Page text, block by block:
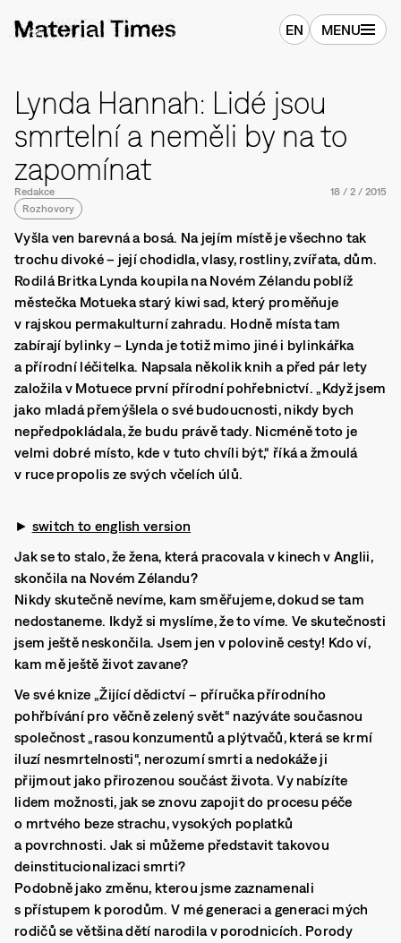
EN MENU
Lynda Hannah: Lidé jsou
smrtelní a neměli by na to
zapomínat
Redakce 18 / 2 / 2015
Rozhovory
Vyšla ven barevná a bosá. Na jejím místě je všechno tak
trochu divoké – její chodidla, vlasy, rostliny, zvířata, dům.
Rodilá Britka Lynda koupila na Novém Zélandu poblíž
městečka Motueka starý kiwi sad, který proměňuje
v rajskou permakulturní zahradu. Hodně místa tam
zabírají bylinky – Lynda je totiž mimo jiné i bylinkářka
a přírodní léčitelka. Napsala několik knih a před pár lety
založila v Motuece první přírodní pohřebnictví. „Když jsem
jako mladá přemýšlela o své budoucnosti, nikdy bych
nepředpokládala, že budu právě tady. Nicméně toto je
velmi dobré místo, kde v tuto chvíli být,“ říká a žmoulá
v ruce propolis ze svých včelích úlů.
► switch to english version
Jak se to stalo, že žena, která pracovala v kinech v Anglii,
skončila na Novém Zélandu?
Nikdy skutečně nevíme, kam směřujeme, dokud se tam
nedostaneme. Ikdyž si myslíme, že to víme. Ve skutečnosti
jsem ještě neskončila. Jsem jen v polovině cesty! Kdo ví,
kam mě ještě život zavane?
Ve své knize „Žijící dědictví – příručka přírodního
pohřbívání pro věčně zelený svět“ nazýváte současnou
společnost „rasou konzumentů a plýtvačů, která se krmí
iluzí nesmrtelnosti“, nerozumí smrti a nedokáže ji
přijmout jako přirozenou součást života. Vy nabízíte
lidem možnosti, jak se znovu zapojit do procesu péče
o mrtvého beze strachu, vysokých poplatků
a povrchnosti. Jak si můžeme představit takovou
deinstitucionalizaci smrti?
Podobně jako změnu, kterou jsme zaznamenali
s přístupem k porodům. V mé generaci a generaci mých
rodičů se většina dětí narodila v porodnicích. Porody